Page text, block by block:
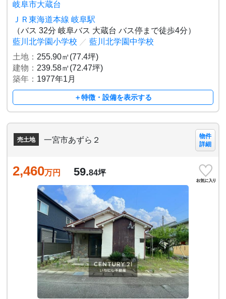
岐阜市大蔵台
ＪＲ東海道本線 岐阜駅
（バス 32分 岐阜バス 大蔵台 バス停まで徒歩4分）
藍川北学園小学校 ／ 藍川北学園中学校
土地： 255.90㎡(77.4坪)
建物： 239.58㎡(72.47坪)
築年： 1977年1月
＋特徴・設備を表示する
売土地 一宮市あずら２
物件
詳細
2,460万円 59.84坪